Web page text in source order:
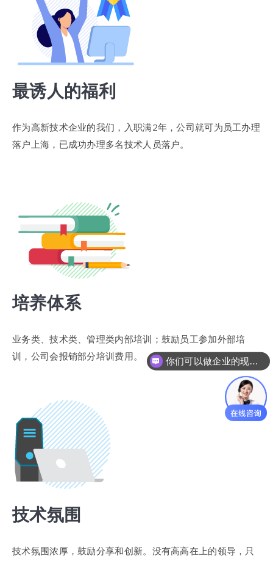
最诱人的福利
作为高新技术企业的我们，入职满2年，公司就可为员工办理
落户上海，已成功办理多名技术人员落户。
培养体系
业务类、技术类、管理类内部培训；鼓励员工参加外部培
训，公司会报销部分培训费用。
技术氛围
技术氛围浓厚，鼓励分享和创新。没有高高在上的领导，只
你们可以做企业的现金流管理和分析吗？